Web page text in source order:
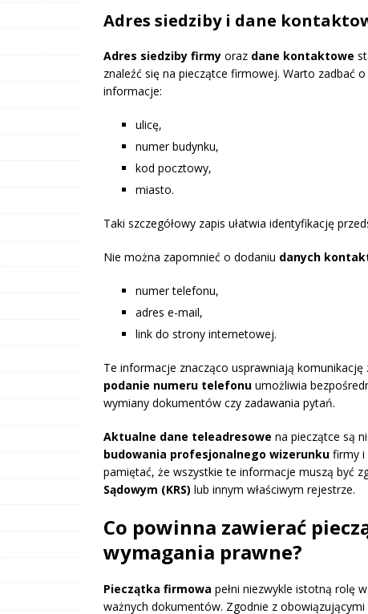
Adres siedziby i dane
Adres siedziby firmyoraz dane kontaktowe
znaleźć się na pieczątce firmowej. Warto zadbać
informacje:
ulicę,
numer budynku,
kod pocztowy,
miasto.
Taki szczegółowy zapis ułatwia identyfikację
Nie można zapomnieć o dodaniu danych
numer telefonu,
adres e-mail,
link do strony internetowej.
Te informacje znacząco usprawniają
podanie numeru telefonuumożliwia
wymiany dokumentów czy zadawania pytań.
Aktualne dane teleadresowe na pieczątce są
budowania profesjonalnego wizerunkufirmy i
pamiętać, że wszystkie te informacje muszą być
Sądowym (KRS) lub innym właściwym rejestrze.
Co powinna zawierać
wymagania prawne?
Pieczątka firmowa pełni niezwykle istotną rolę
ważnych dokumentów. Zgodnie z